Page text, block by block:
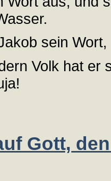
sein
Volk hat er
Gott,